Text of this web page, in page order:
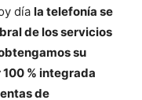
día la telefonía se
de los servicios
su
% integrada
de